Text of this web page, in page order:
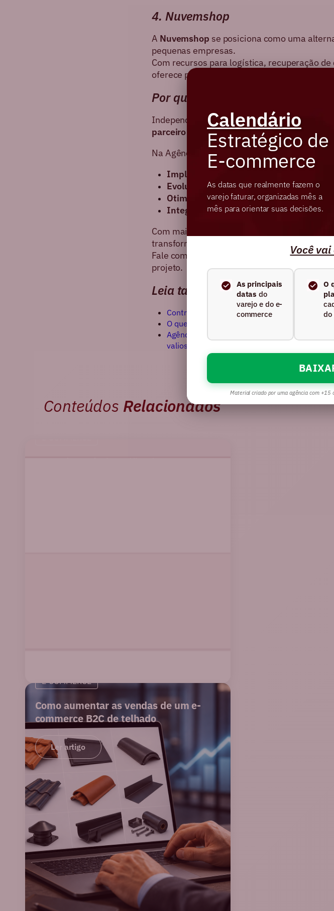
4. Nuvemshop
A Nuvemshop se posiciona como uma
pequenas empresas.
Com recursos para logística, recuperação
oferece praticidade para quem está
Por que escolher a Agência FG
Independentemente da plataforma
parceiro especializadopara planejar,
Na Agência FG, atuamos com:
Implantação e migração de plataformas
Evolução contínuapara manter sua loja
Otimização de performance e SEOpara
Integrações personalizadaspara ERP,
Com mais de
transformar tecnologia em resultado real.
Fale com a Agência FG e descubra qual
projeto.
Leia também
Contrate a melhor plataforma de e-commerce
O que é Headless Commerce e como ele
Agência FG é reconhecida como MVP no
valiosos do Brasil
Conteúdos Relacionados
E-COMMERCE
Como aumentar as vendas de um e-
commerce B2C de telhado
Ler artigo
Calendário
Estratégico de
E-commerce
As datas que realmente fazem o
varejo faturar, organizadas mês a
mês para orientar suas decisões.
Você
As principais
datas do
varejo e do e-
commerce
O
do
Material criado por uma agência com +15